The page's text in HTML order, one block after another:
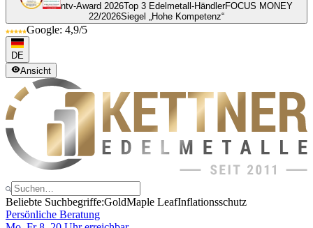
ntv-Award 2026Top 3 Edelmetall-HändlerFOCUS MONEY
22/2026Siegel „Hohe Kompetenz“
Google: 4,9/5
DE
Ansicht
Beliebte Suchbegriffe:GoldMaple LeafInflationsschutz
Persönliche Beratung